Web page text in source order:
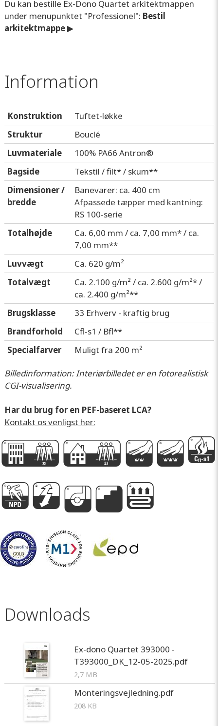
Du kan bestille Ex-Dono Quartet arkitektmappen
under menupunktet "Professionel": Bestil
arkitektmappe▶
Information
Konstruktion
Tuftet-løkke
Struktur
Bouclé
Luvmateriale
100% PA66 Antron®
Bagside
Tekstil / filt* / skum**
Dimensioner /
bredde
Banevarer: ca. 400 cm
Afpassede tæpper med kantning:
RS 100-serie
Totalhøjde
Ca. 6,00 mm / ca. 7,00 mm* / ca.
7,00 mm**
Luvvægt
Ca. 620 g/m²
Totalvægt
Ca. 2.100 g/m² / ca. 2.600 g/m²* /
ca. 2.400 g/m²**
Brugsklasse
33 Erhverv - kraftig brug
Brandforhold
Cfl-s1 / Bfl**
Specialfarver
Muligt fra 200 m²
Billedinformation: Interiørbilledet er en fotorealistisk
CGI-visualisering.
Har du brug for en PEF-baseret LCA?
Kontakt os venligst her:
GDlmI
PAgie
Downloads
Ex-dono Quartet 393000 -
T393000_DK_12-05-2025.pdf
2,7 MB
Monteringsvejledning.pdf
208 KB